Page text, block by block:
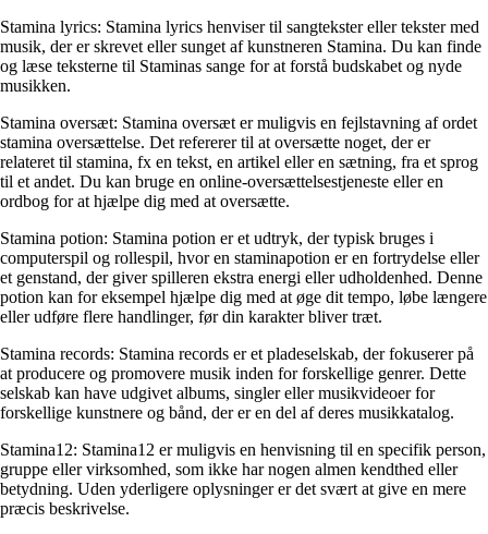
Stamina lyrics: Stamina lyrics henviser til sangtekster eller tekster med
musik, der er skrevet eller sunget af kunstneren Stamina. Du kan finde
og læse teksterne til Staminas sange for at forstå budskabet og nyde
musikken.
Stamina oversæt: Stamina oversæt er muligvis en fejlstavning af ordet
stamina oversættelse. Det refererer til at oversætte noget, der er
relateret til stamina, fx en tekst, en artikel eller en sætning, fra et sprog
til et andet. Du kan bruge en online-oversættelsestjeneste eller en
ordbog for at hjælpe dig med at oversætte.
Stamina potion: Stamina potion er et udtryk, der typisk bruges i
computerspil og rollespil, hvor en staminapotion er en fortrydelse eller
et genstand, der giver spilleren ekstra energi eller udholdenhed. Denne
potion kan for eksempel hjælpe dig med at øge dit tempo, løbe længere
eller udføre flere handlinger, før din karakter bliver træt.
Stamina records: Stamina records er et pladeselskab, der fokuserer på
at producere og promovere musik inden for forskellige genrer. Dette
selskab kan have udgivet albums, singler eller musikvideoer for
forskellige kunstnere og bånd, der er en del af deres musikkatalog.
Stamina12: Stamina12 er muligvis en henvisning til en specifik person,
gruppe eller virksomhed, som ikke har nogen almen kendthed eller
betydning. Uden yderligere oplysninger er det svært at give en mere
præcis beskrivelse.